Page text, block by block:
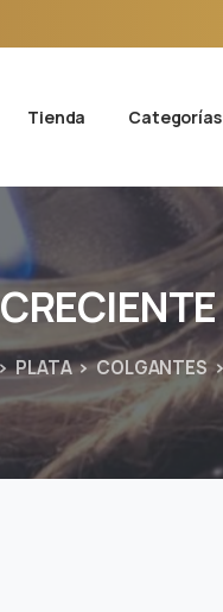
Tienda Categorías
CRECIENTE
PLATA COLGANTES